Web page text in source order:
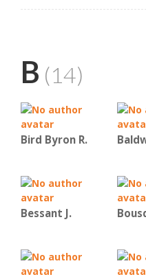
B (14)
Bird Byron R.
Bessant J.